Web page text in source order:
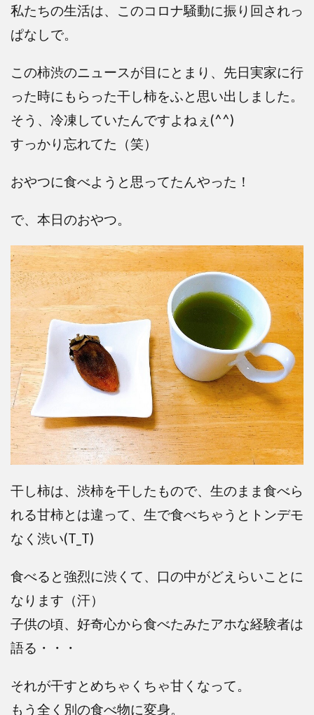
私たちの生活は、このコロナ騒動に振り回されっ
ぱなしで。
この柿渋のニュースが目にとまり、先日実家に行
った時にもらった干し柿をふと思い出しました。
そう、冷凍していたんですよねぇ(^^)
すっかり忘れてた（笑）
おやつに食べようと思ってたんやった！
で、本日のおやつ。
干し柿は、渋柿を干したもので、生のまま食べら
れる甘柿とは違って、生で食べちゃうとトンデモ
なく渋い(T_T)
食べると強烈に渋くて、口の中がどえらいことに
なります（汗）
子供の頃、好奇心から食べたみたアホな経験者は
語る・・・
それが干すとめちゃくちゃ甘くなって。
もう全く別の食べ物に変身。